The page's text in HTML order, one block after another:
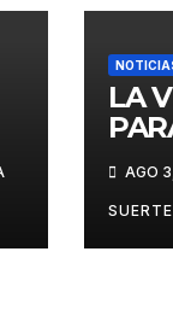
LA
AGO
SUERTE